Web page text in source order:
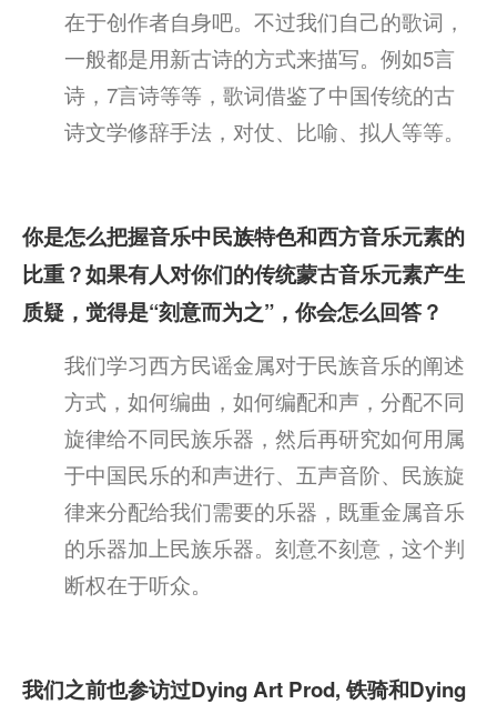
在于创作者自身吧。不过我们自己的歌词，
一般都是用新古诗的方式来描写。例如5言
诗，7言诗等等，歌词借鉴了中国传统的古
诗文学修辞手法，对仗、比喻、拟人等等。
你是怎么把握音乐中民族特色和西方音乐元素的
比重？如果有人对你们的传统蒙古音乐元素产生
质疑，觉得是“刻意而为之”，你会怎么回答？
我们学习西方民谣金属对于民族音乐的阐述
方式，如何编曲，如何编配和声，分配不同
旋律给不同民族乐器，然后再研究如何用属
于中国民乐的和声进行、五声音阶、民族旋
律来分配给我们需要的乐器，既重金属音乐
的乐器加上民族乐器。刻意不刻意，这个判
断权在于听众。
我们之前也参访过Dying Art Prod, 铁骑和Dying